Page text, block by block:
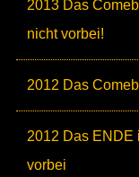
2013 Das
nicht vorbei!
2012 Das
2012 Das ENDE
vorbei